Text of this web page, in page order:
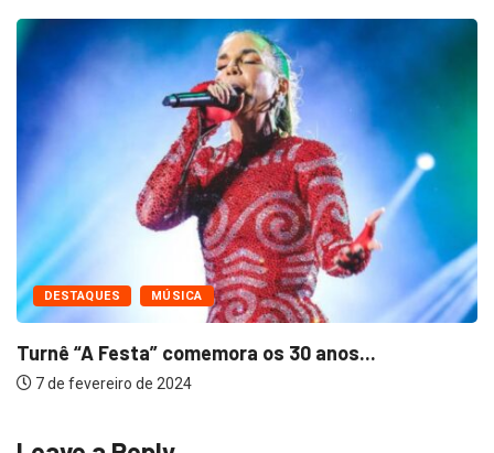
DESTAQUES MÚSICA
Turnê “A Festa” comemora os 30 anos...
7 de fevereiro de 2024